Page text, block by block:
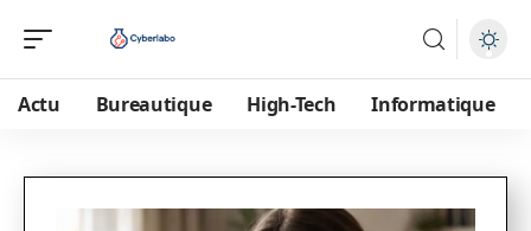
Actu Bureautique High-Tech Informatique